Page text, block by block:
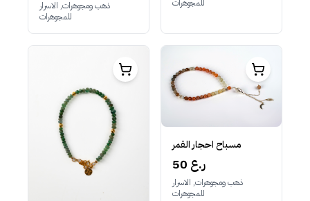
ذهب ومجوهرات, الاسرار
للمجوهرات
للمجوهرات
مسباح احجار القمر
50 ر.ع
ذهب ومجوهرات, الاسرار
للمجوهرات